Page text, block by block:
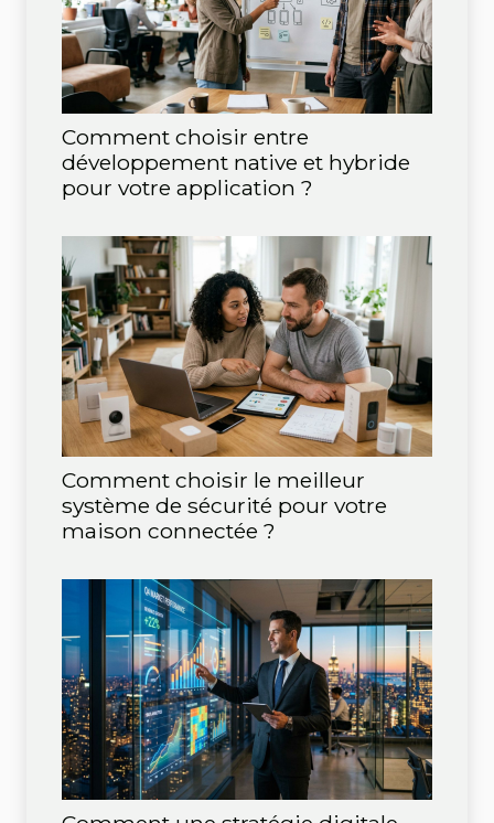
Comment choisir entre
développement native et hybride
pour votre application ?
Comment choisir le meilleur
système de sécurité pour votre
maison connectée ?